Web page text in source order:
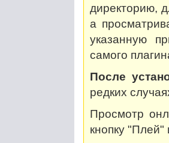
директорию,
а
указанную
самого
После
редких
Просмотр
кнопку